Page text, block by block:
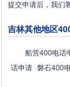
提交申请后，我们
吉林其他地区
船营400电话
话申请 磐石400